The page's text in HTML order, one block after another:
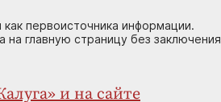
первоисточника информации.
на главную страницу без заключения
и на сайте